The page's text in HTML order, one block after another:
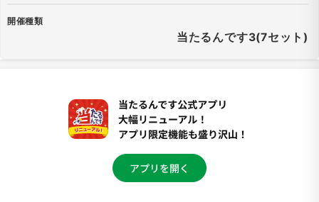
開催種類
当たるんです3(7セット)